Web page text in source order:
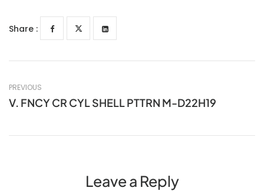
Share :
PREVIOUS
V. FNCY CR CYL SHELL PTTRN M-D22H19
Leave a Reply